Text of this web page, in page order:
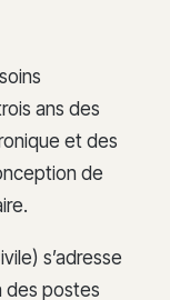
ans des
et des
de
s’adresse
des postes